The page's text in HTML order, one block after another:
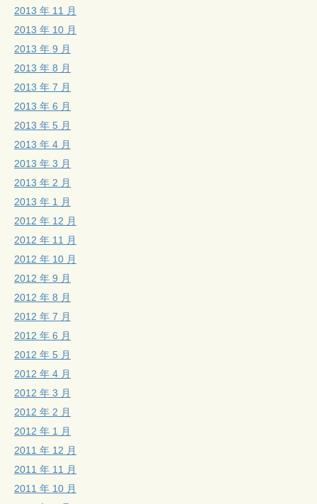
2013 年 11 月
2013 年 10 月
2013 年 9 月
2013 年 8 月
2013 年 7 月
2013 年 6 月
2013 年 5 月
2013 年 4 月
2013 年 3 月
2013 年 2 月
2013 年 1 月
2012 年 12 月
2012 年 11 月
2012 年 10 月
2012 年 9 月
2012 年 8 月
2012 年 7 月
2012 年 6 月
2012 年 5 月
2012 年 4 月
2012 年 3 月
2012 年 2 月
2012 年 1 月
2011 年 12 月
2011 年 11 月
2011 年 10 月